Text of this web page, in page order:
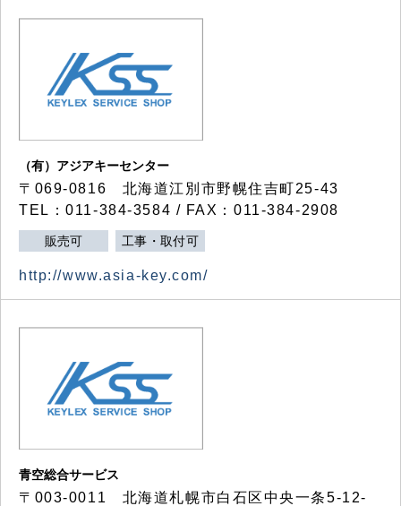
（有）アジアキーセンター
〒069-0816 北海道江別市野幌住吉町25-43
TEL：011-384-3584 / FAX：011-384-2908
販売可 工事・取付可
http://www.asia-key.com/
青空総合サービス
〒003-0011 北海道札幌市白石区中央一条5-12-